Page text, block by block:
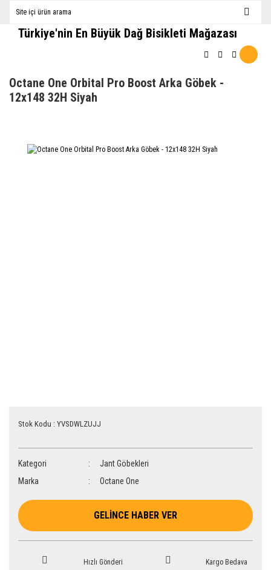
Türkiye'nin En Büyük Dağ Bisikleti Mağazası
Octane One Orbital Pro Boost Arka Göbek -
12x148 32H Siyah
Stok Kodu : YVSDWLZUJJ
Kategori
Jant Göbekleri
Marka
Octane One
GELİNCE HABER VER
Hızlı Gönderi Kargo Bedava